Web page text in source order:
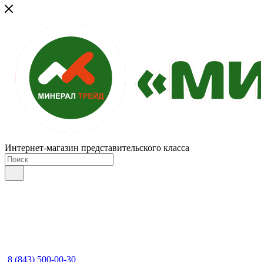
Интернет-магазин представительского класса
8 (843) 500-00-30